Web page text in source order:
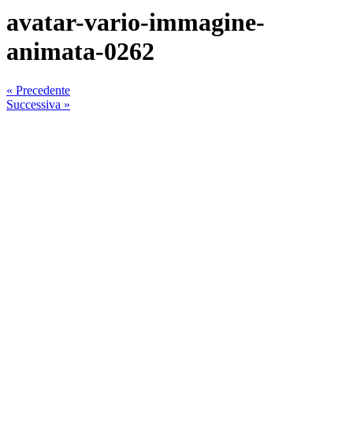
avatar-vario-immagine-
animata-0262
« Precedente
Successiva »